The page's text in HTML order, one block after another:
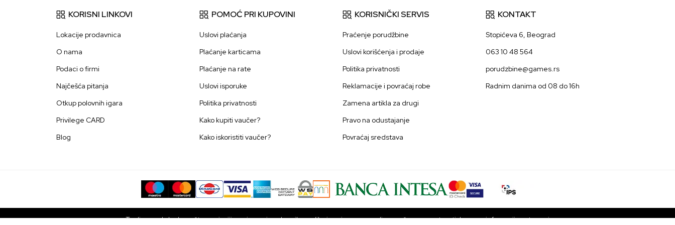
KORISNI LINKOVI
Lokacije prodavnica
O nama
Podaci o firmi
Najčešća pitanja
Otkup polovnih igara
Privilege CARD
Blog
POMOĆ PRI KUPOVINI
Uslovi plaćanja
Plaćanje karticama
Plaćanje na rate
Uslovi isporuke
Politika privatnosti
Kako kupiti vaučer?
Kako iskoristiti vaučer?
KORISNIČKI SERVIS
Praćenje porudžbine
Uslovi korišćenja i prodaje
Politika privatnosti
Reklamacije i povraćaj robe
Zamena artikla za drugi
Pravo na odustajanje
Povraćaj sredstava
KONTAKT
Stopićeva 6, Beograd
063 10 48 564
porudzbine@games.rs
Radnim danima od 08 do 16h
Trudimo se da budemo što precizniji u opisu proizvoda, prikazu slika i samim cenama, ali ne možemo garantovati da su sve informacije potpune i